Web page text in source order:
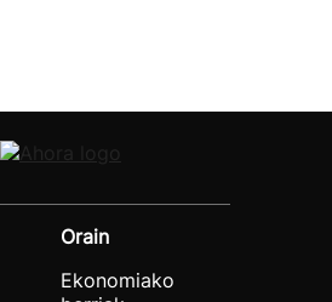
Orain
Ekonomiako